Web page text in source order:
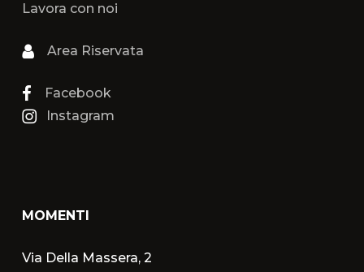
Lavora con noi
Area Riservata
Facebook
Instagram
MOMENTI
Via Della Massera, 2